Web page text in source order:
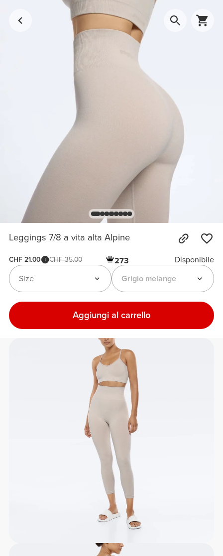
Leggings 7/8 a vita alta Alpine
CHF 21.00 CHF 35.00 273
Disponibile
Grigio melange
Size
Aggiungi al carrello